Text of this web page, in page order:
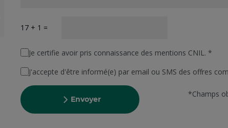
17 + 1 =
Je certifie avoir pris connaissance des mentions CNIL. *
J'accepte d'être informé(e) par email ou SMS des offres
Envoyer
*Champs